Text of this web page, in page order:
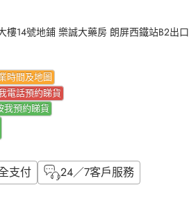
樓14號地鋪 樂誠大藥房 朗屏西鐵站B2出口
時間及地圖
電話預約睇貨
我預約睇貨
支付
24／7客戶服務